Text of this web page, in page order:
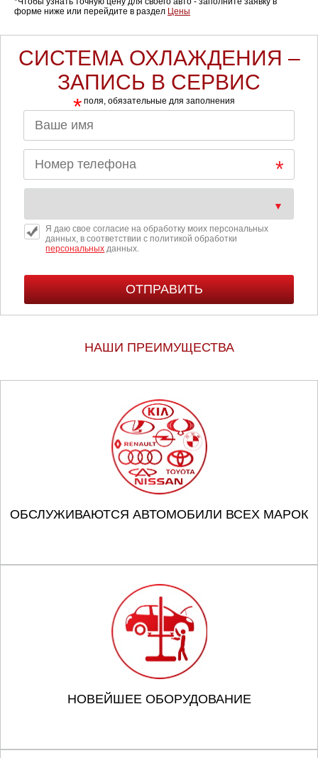
форме ниже или перейдите в раздел Цены
СИСТЕМА ОХЛАЖДЕНИЯ –
ЗАПИСЬ В СЕРВИС
* поля, обязательные для заполнения
Я даю свое согласие на обработку моих персональных
данных, в соответствии с политикой обработки
персональных данных.
НАШИ ПРЕИМУЩЕСТВА
ОБСЛУЖИВАЮТСЯ АВТОМОБИЛИ ВСЕХ МАРОК
НОВЕЙШЕЕ ОБОРУДОВАНИЕ